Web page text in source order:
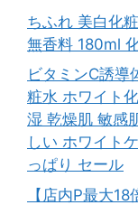
ちふれ 美白化
無香料 180ml
ビタミンC誘
粧水 ホワイト
湿 乾燥肌 敏感
しい ホワイト
っぱり セール
【店内P最大